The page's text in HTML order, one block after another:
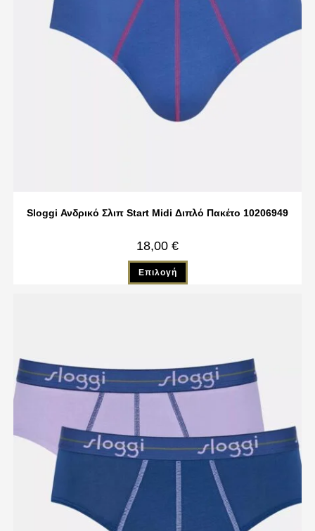
Sloggi Ανδρικό Σλιπ Start Midi Διπλό Πακέτο 10206949
18,00 €
Επιλογή